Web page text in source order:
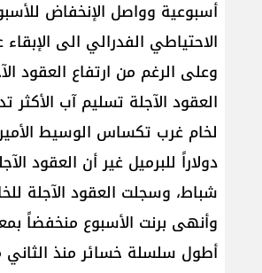
أسبوعية وواصل الإنخفاض
الاحتياطي الفدرالي الى
شباط، وسجلت العقود الآجلة
أطول سلسلة خسائر منذ